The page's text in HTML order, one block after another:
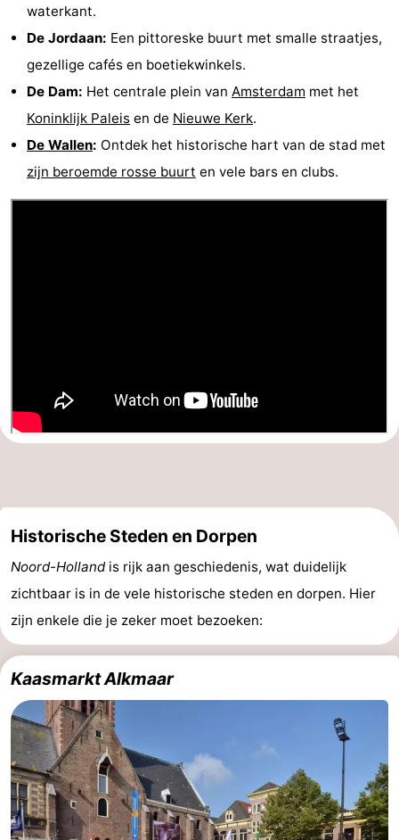
waterkant.
De Jordaan: Een pittoreske buurt met smalle straatjes,
gezellige cafés en boetiekwinkels.
De Dam: Het centrale plein van Amsterdam met het
Koninklijk Paleis en de Nieuwe Kerk.
De Wallen: Ontdek het historische hart van de stad met
zijn beroemde rosse buurt en vele bars en clubs.
Historische Steden en Dorpen
Noord-Hollandis rijk aan geschiedenis, wat duidelijk
zichtbaar is in de vele historische steden en dorpen. Hier
zijn enkele die je zeker moet bezoeken:
Kaasmarkt Alkmaar